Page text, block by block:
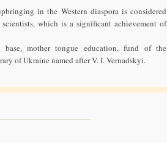
in the Western diaspora is considered
which is a significant achievement of
base, mother tongue education, fund of the
of Ukraine named after V. I. Vernadskyi.